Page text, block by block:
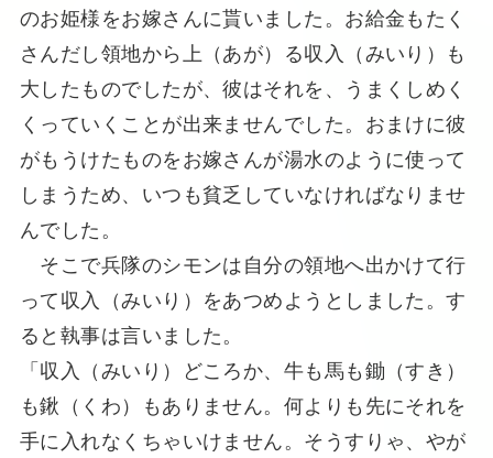
のお姫様をお嫁さんに貰いました。お給金もたく
さんだし領地から上（あが）る収入（みいり）も
大したものでしたが、彼はそれを、うまくしめく
くっていくことが出来ませんでした。おまけに彼
がもうけたものをお嫁さんが湯水のように使って
しまうため、いつも貧乏していなければなりませ
んでした。
そこで兵隊のシモンは自分の領地へ出かけて行
って収入（みいり）をあつめようとしました。す
ると執事は言いました。
「収入（みいり）どころか、牛も馬も鋤（すき）
も鍬（くわ）もありません。何よりも先にそれを
手に入れなくちゃいけません。そうすりゃ、やが